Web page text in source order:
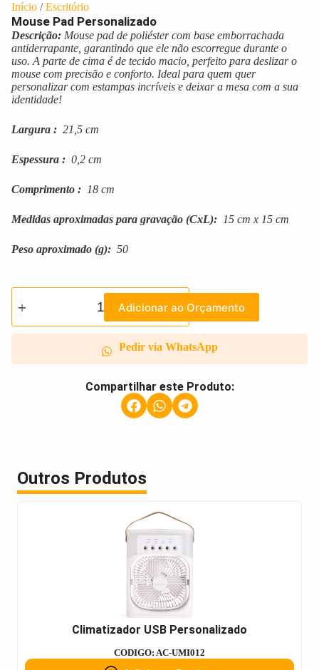
Início /Escritório
Mouse Pad Personalizado
Descrição: Mouse pad de poliéster com base emborrachada
antiderrapante, garantindo que ele não escorregue durante o
uso. A parte de cima é de tecido macio, perfeito para deslizar o
mouse com precisão e conforto. Ideal para quem quer
personalizar com estampas incríveis e deixar a mesa com a sua
identidade!
Largura : 21,5 cm
Espessura : 0,2 cm
Comprimento : 18 cm
Medidas aproximadas para gravação (CxL): 15 cm x 15 cm
Peso aproximado (g): 50
Adicionar ao Orçamento
Pedir via WhatsApp
Compartilhar este Produto:
Outros Produtos
Climatizador USB Personalizado
CODIGO: AC-UMI012